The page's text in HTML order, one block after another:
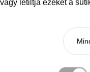
letiltja ezeket a
hanem
meg a
alapok lefektetése